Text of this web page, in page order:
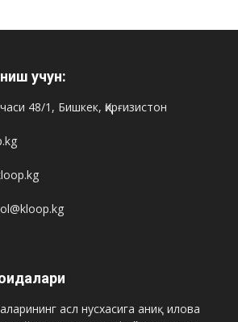
учун:
48/1, Бишкек, Қирғизистон
асл нусхасига аниқ илова